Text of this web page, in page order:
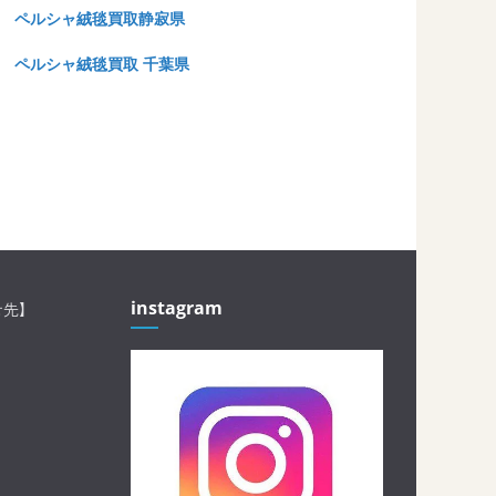
ペルシャ絨毯買取静寂県
ペルシャ絨毯買取 千葉県
】 instagram